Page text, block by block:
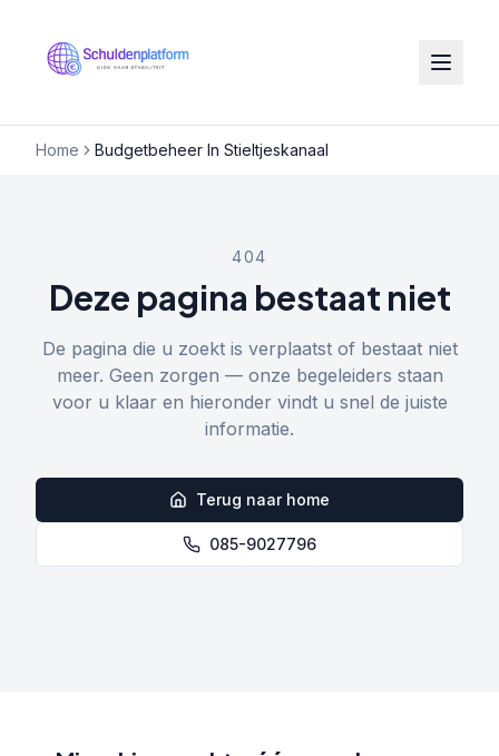
Home Budgetbeheer In Stieltjeskanaal
404
Deze pagina bestaat niet
De pagina die u zoekt is verplaatst of bestaat niet
meer. Geen zorgen — onze begeleiders staan
voor u klaar en hieronder vindt u snel de juiste
informatie.
Terug naar home
085-9027796